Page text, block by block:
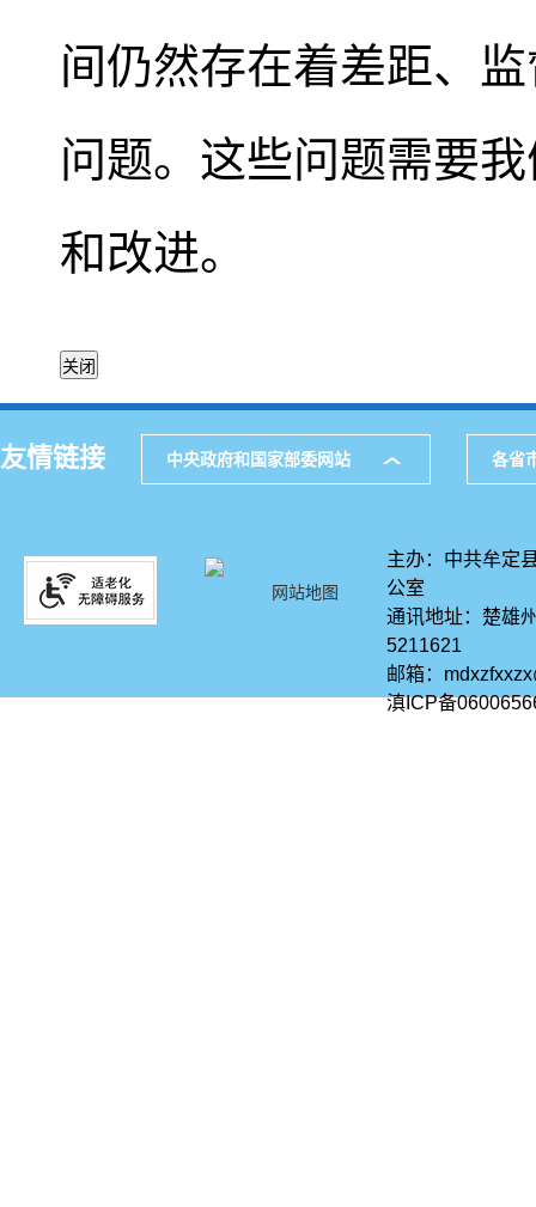
间仍然存在着差距、
问题。这些问题需要
和改进。
友情链接 中央政府和国家部委网站 各省
网站地图
主办：中共牟定
公室
通讯地址：楚雄
5211621
邮箱：
滇ICP备